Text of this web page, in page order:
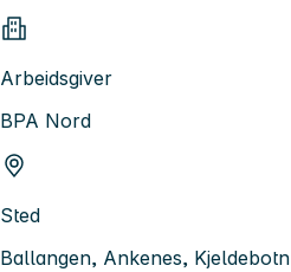
Arbeidsgiver
BPA Nord
Sted
Ballangen, Ankenes, Kjeldebotn